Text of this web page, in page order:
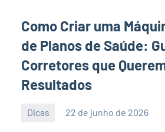
Como Criar uma
de Planos de Saúde:
Corretores que
Resultados
Dicas 22 de junho de 2026